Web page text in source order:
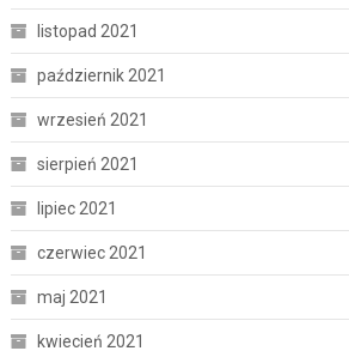
listopad 2021
październik 2021
wrzesień 2021
sierpień 2021
lipiec 2021
czerwiec 2021
maj 2021
kwiecień 2021